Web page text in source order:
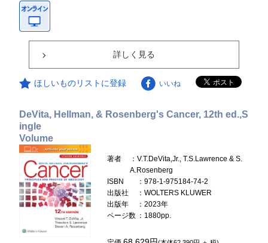
詳しく見る
ほしいものリストに登録 いいね
DeVita, Hellman, & Rosenberg's Cancer, 12th ed.,S
ingle
Volume
著者
：V.T.DeVita,Jr., T.S.Lawrence & S.
A.Rosenberg
ISBN
：978-1-975184-74-2
出版社
：WOLTERS KLUWER
出版年
：2023年
ページ数 ：1880pp.